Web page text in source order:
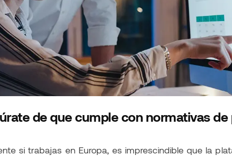
de que cumple con normativas
si trabajas en Europa, es imprescindible que la